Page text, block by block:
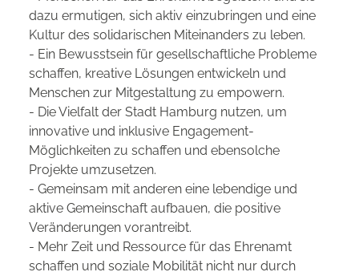
dazu ermutigen, sich aktiv einzubringen und eine
Kultur des solidarischen Miteinanders zu leben.
- Ein Bewusstsein für gesellschaftliche Probleme
schaffen, kreative Lösungen entwickeln und
Menschen zur Mitgestaltung zu empowern.
- Die Vielfalt der Stadt Hamburg nutzen, um
innovative und inklusive Engagement-
Möglichkeiten zu schaffen und ebensolche
Projekte umzusetzen.
- Gemeinsam mit anderen eine lebendige und
aktive Gemeinschaft aufbauen, die positive
Veränderungen vorantreibt.
- Mehr Zeit und Ressource für das Ehrenamt
schaffen und soziale Mobilität nicht nur durch